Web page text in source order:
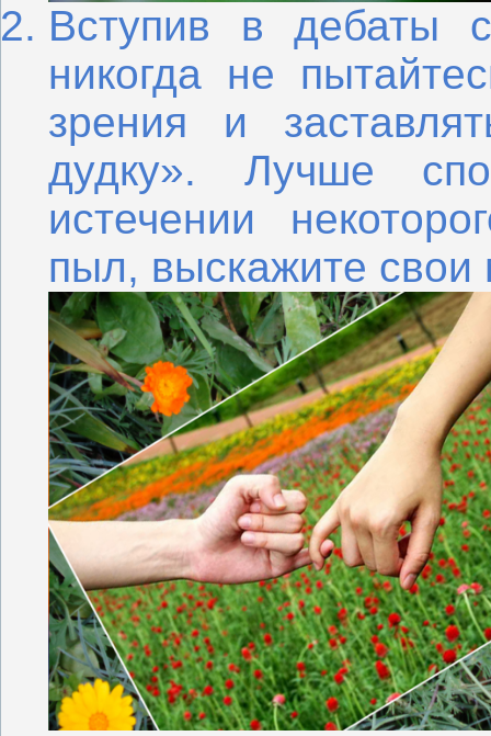
Вступив в дебаты
никогда не
зрения и
дудку». Лучше
истечении
пыл, выскажите